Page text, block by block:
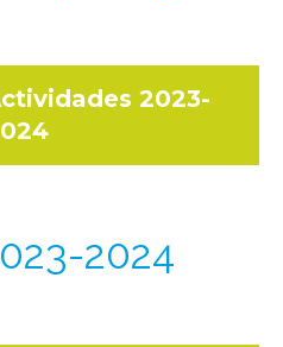
2023-
2024